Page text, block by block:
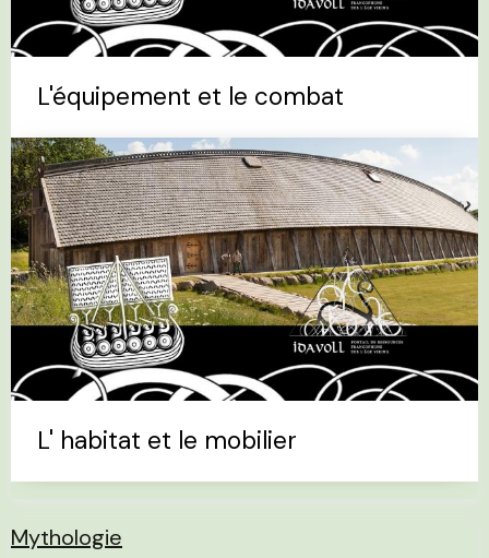
L'équipement et le combat
L' habitat et le mobilier
Mythologie